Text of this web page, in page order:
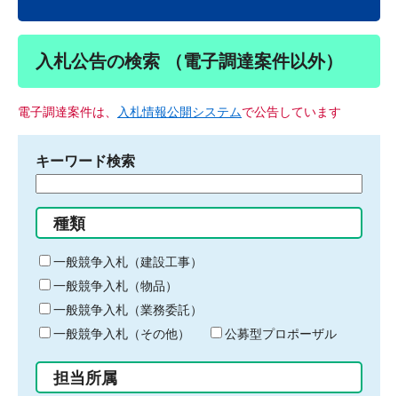
入札公告の検索 （電子調達案件以外）
電子調達案件は、 入札情報公開システムで公告しています
キーワード検索
る
キ
ー
ワ
ー
ド
入
力
種類
一般競争入札（建設工事）
一般競争入札（物品）
一般競争入札（業務委託）
一般競争入札（その他）
公募型プロポーザル
担当所属